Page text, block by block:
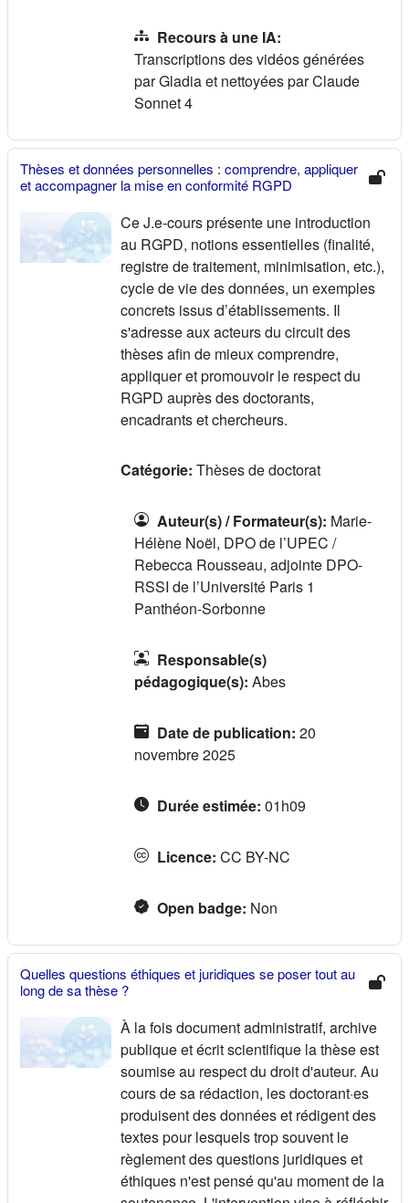
Recours à une IA:
Transcriptions des vidéos générées
par Gladia et nettoyées par Claude
Sonnet 4
Thèses et données personnelles : comprendre, appliquer
et accompagner la mise en conformité RGPD
Ce J.e-cours présente une introduction
au RGPD, notions essentielles (finalité,
registre de traitement, minimisation, etc.),
cycle de vie des données, un exemples
concrets issus d’établissements. Il
s'adresse aux acteurs du circuit des
thèses afin de mieux comprendre,
appliquer et promouvoir le respect du
RGPD auprès des doctorants,
encadrants et chercheurs.
Catégorie: Thèses de doctorat
Auteur(s) / Formateur(s): Marie-
Hélène Noël, DPO de l’UPEC /
Rebecca Rousseau, adjointe DPO-
RSSI de l’Université Paris 1
Panthéon-Sorbonne
Responsable(s)
pédagogique(s): Abes
Date de publication: 20
novembre 2025
Durée estimée: 01h09
Licence: CC BY-NC
Open badge: Non
Quelles questions éthiques et juridiques se poser tout au
long de sa thèse ?
À la fois document administratif, archive
publique et écrit scientifique la thèse est
soumise au respect du droit d'auteur. Au
cours de sa rédaction, les doctorant·es
produisent des données et rédigent des
textes pour lesquels trop souvent le
règlement des questions juridiques et
éthiques n'est pensé qu'au moment de la